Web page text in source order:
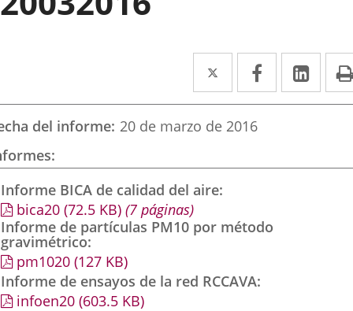
Twitter
Enlace
a
una
externa.
Facebook
Enlace
a
externa.
a
del informe 20 de marzo de 2016
Informe BICA de calidad del aire
bica20 (72.5 KB) (7 páginas)
Informe de partículas PM10 por método
gravimétrico
pm1020 (127 KB)
Informe de ensayos de la red RCCAVA
infoen20 (603.5 KB)